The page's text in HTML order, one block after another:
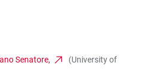
Senatore,
(University of